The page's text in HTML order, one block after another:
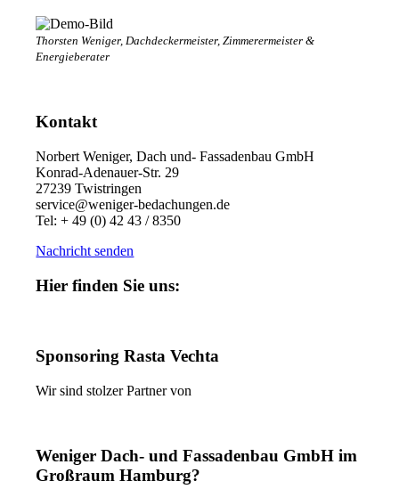
Thorsten Weniger, Dachdeckermeister, Zimmerermeister &
Energieberater
Kontakt
Norbert Weniger, Dach und- Fassadenbau GmbH
Konrad-Adenauer-Str. 29
27239 Twistringen
service@weniger-bedachungen.de
Tel: + 49 (0) 42 43 / 8350
Nachricht senden
Hier finden Sie uns:
Sponsoring Rasta Vechta
Wir sind stolzer Partner von
Weniger Dach- und Fassadenbau GmbH im
Großraum Hamburg?